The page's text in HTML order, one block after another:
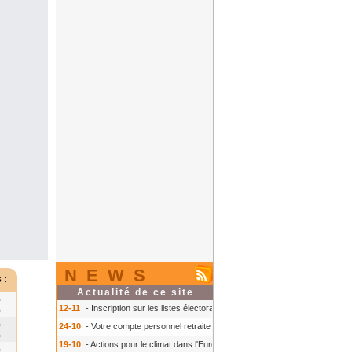
NEWS
Actualité de ce site
12-11 - Inscription sur les listes électorales : comment faire ?
24-10 - Votre compte personnel retraite sur info-retraite.fr
19-10 - Actions pour le climat dans l'Europe
: